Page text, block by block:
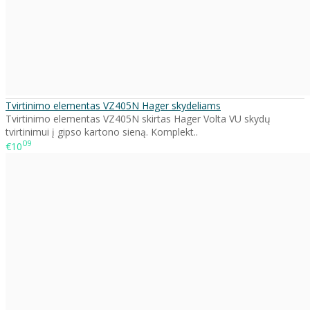
Tvirtinimo elementas VZ405N Hager skydeliams
Tvirtinimo elementas VZ405N skirtas Hager Volta VU skydų
tvirtinimui į gipso kartono sieną. Komplekt..
€1009